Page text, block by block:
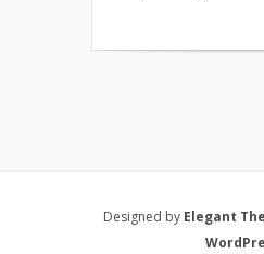
Designed by Elegant